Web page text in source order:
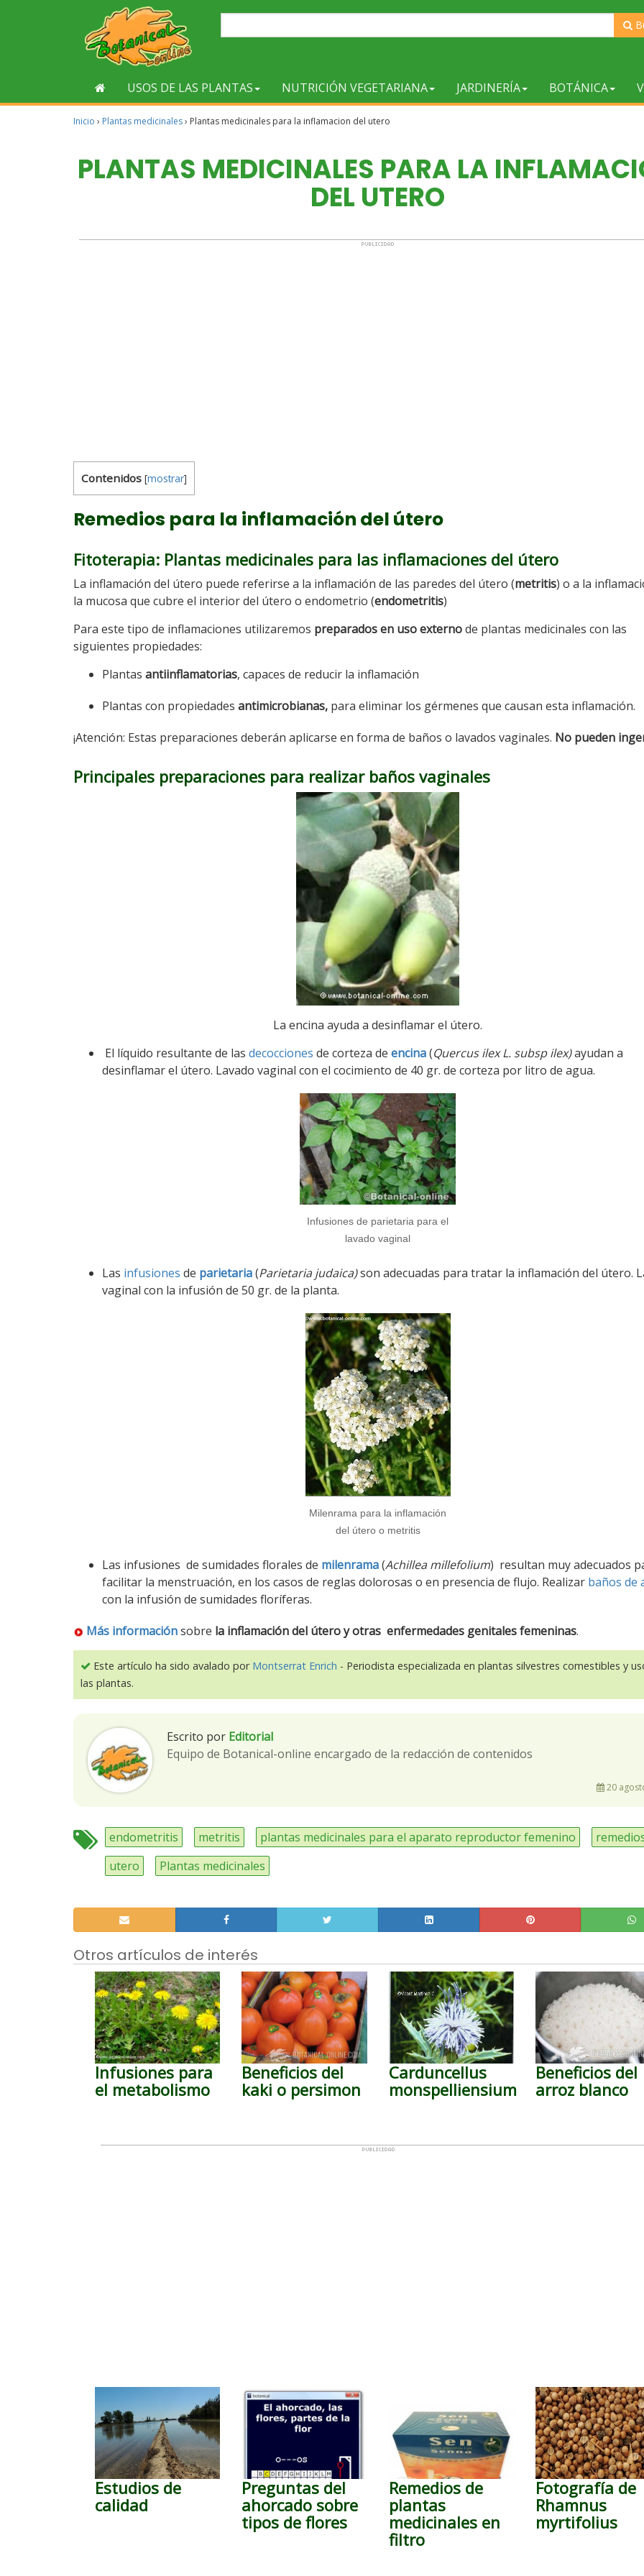
USOS DE LAS PLANTAS NUTRICIÓN VEGETARIANA JARDINERÍA BOTÁNICA
Inicio › Plantas medicinales› Plantas medicinales para la inflamacion del utero
PLANTAS MEDICINALES PARA LA
DEL UTERO
Contenidos [mostrar]
Remedios para la inflamación del útero
Fitoterapia: Plantas medicinales para las inflamaciones del útero
La inflamación del útero puede referirse a la inflamación de las paredes del útero (metritis) o a la
la mucosa que cubre el interior del útero o endometrio (endometritis)
Para este tipo de inflamaciones utilizaremos preparados en uso externode plantas medicinales con las
siguientes propiedades:
Plantas antiinflamatorias, capaces de reducir la inflamación
Plantas con propiedades antimicrobianas, para eliminar los gérmenes que causan esta inflamación.
¡Atención: Estas preparaciones deberán aplicarse en forma de baños o lavados vaginales. No pueden
Principales preparaciones para realizar baños vaginales
La encina ayuda a desinflamar el útero.
El líquido resultante de las decocciones de corteza de encina(Quercus ilex L. subsp ilex)ayudan a
desinflamar el útero. Lavado vaginal con el cocimiento de 40 gr. de corteza por litro de agua.
Infusiones de parietaria para el
lavado vaginal
Las infusiones de parietaria(Parietaria judaica)son adecuadas para tratar la inflamación del útero.
vaginal con la infusión de 50 gr. de la planta.
Milenrama para la inflamación
del útero o metritis
Las infusiones de sumidades florales de milenrama(Achillea millefolium) resultan muy adecuados
facilitar la menstruación, en los casos de reglas dolorosas o en presencia de flujo. Realizar baños de
con la infusión de sumidades floríferas.
Más informaciónsobre la inflamación del útero y otras enfermedades genitales femeninas.
Este artículo ha sido avalado por Montserrat Enrich - Periodista especializada en plantas silvestres comestibles y
las plantas.
Escrito por Editorial
Equipo de Botanical-online encargado de la redacción de contenidos
20
endometritis metritis plantas medicinales para el aparato reproductor femenino
utero
Plantas medicinales
Otros artículos de interés
Infusiones para
el metabolismo
Beneficios del
kaki o persimon
Carduncellus
monspelliensium
Beneficios del
arroz blanco
Estudios de
calidad
Preguntas del
ahorcado sobre
tipos de flores
Remedios de
plantas
medicinales en
filtro
Fotografía de
Rhamnus
myrtifolius